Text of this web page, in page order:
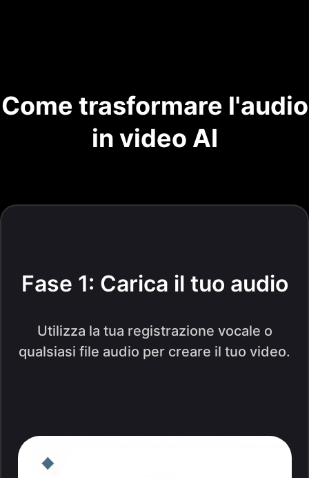
Come trasformare l'audio
in video AI
Fase 1: Carica il tuo audio
Utilizza la tua registrazione vocale o
qualsiasi file audio per creare il tuo video.